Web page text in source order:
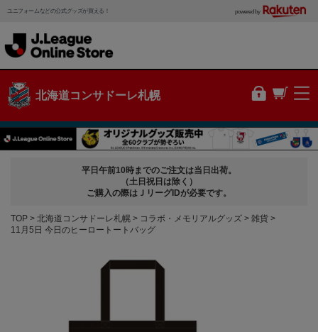
ユニフォームなどの公式グッズが買える！ powered by
北海道コンサドーレ札幌
平日午前10時までのご注文は当日出荷。
（土日祝日は除く）
ご購入の際はＪリーグIDが必要です。
TOP 北海道コンサドーレ札幌 コラボ・メモリアルグッズ
雑貨
11月5日 今日のヒーロートートバッグ